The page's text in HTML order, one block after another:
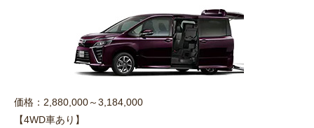
価格：2,880,000～3,184,000
【4WD車あり】